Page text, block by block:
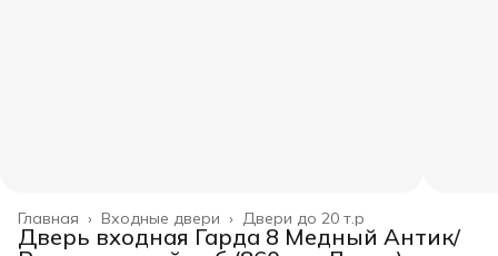
Двери до 20 т.р
Входные двери ›
Главная ›
Дверь входная Гарда 8 Медный Антик/